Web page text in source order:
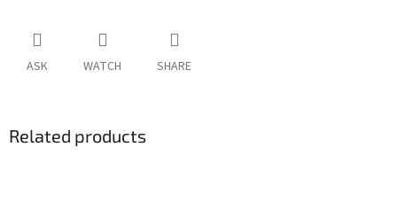
ASK WATCH SHARE
Related products